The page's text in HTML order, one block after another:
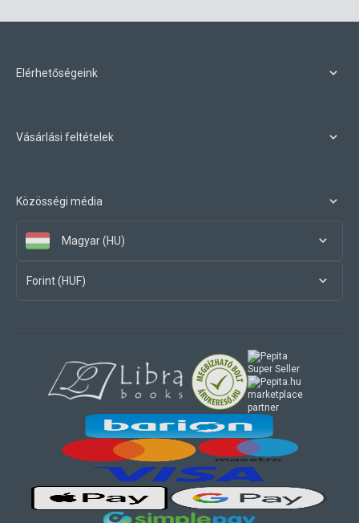
Elérhetőségeink
Vásárlási feltételek
Közösségi média
Magyar (HU)
Forint (HUF)
marketplace
partner